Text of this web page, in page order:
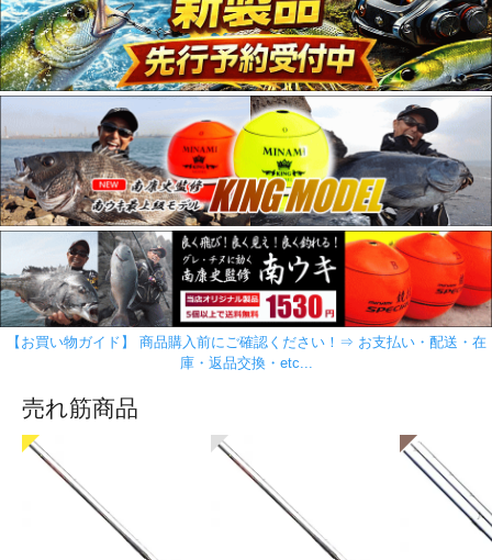
【お買い物ガイド】 商品購入前にご確認ください！⇒ お支払い・配送・在
庫・返品交換・etc...
売れ筋商品